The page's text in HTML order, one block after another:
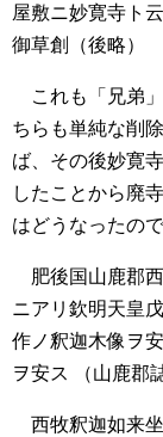
屋敷ニ妙寛寺ト
御草創（後略）
これも「兄弟」
ちらも単純な削
ば、その後妙寛
したことから廃
はどうなったの
肥後国山鹿郡
ニアリ欽明天皇
作ノ釈迦木像ヲ
ヲ安ス
（山鹿郡
西牧釈迦如来